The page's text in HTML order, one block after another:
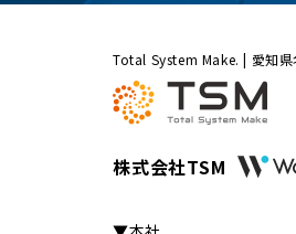
Total System Make. | 愛知県
株式会社TSM